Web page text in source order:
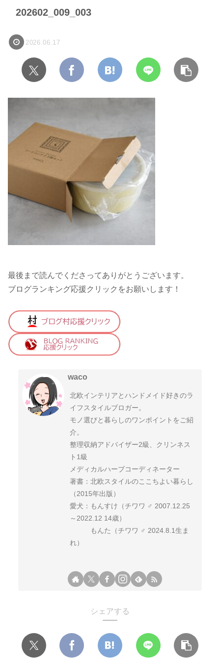
202602_009_003
2026.06.17
最後まで読んでくださってありがとうございます。
ブログランキング応援クリックをお願いします！
waco
北欧インテリアとハンドメイド好きのラ
イフスタイルブロガー。
モノ選びと暮らしのワンポイントをご紹
介。
整理収納アドバイザー2級、クリンネス
ト1級
メディカルハーブコーディネーター
著書：北欧スタイルのここちよい暮らし
（2015年出版）
愛犬：もんすけ（チワワ ♂ 2007.12.25
～2022.12 14歳）
もんた（チワワ ♂ 2024.8.1生ま
れ）
シェアする